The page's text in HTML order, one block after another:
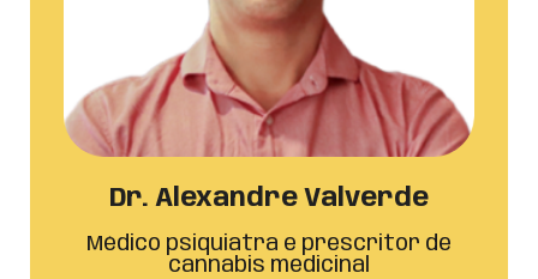
Dr. Alexandre Valverde
Médico psiquiatra e prescritor de
cannabis medicinal